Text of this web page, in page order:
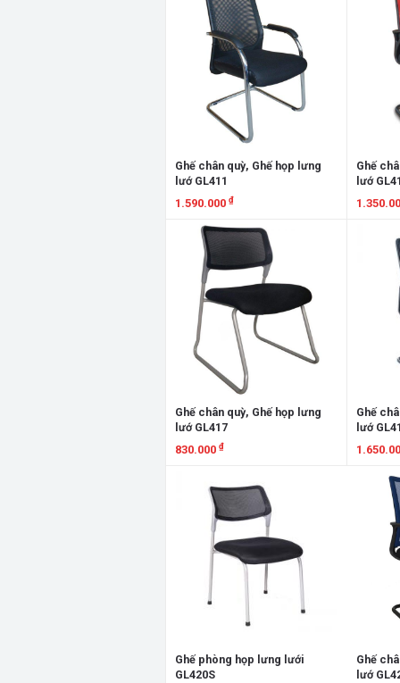
Ghế chân quỳ, Ghế họp lưng
lướ GL411
1.590.000 ₫
Xem chi tiết
Ghế
lướ
Ghế chân quỳ, Ghế họp lưng
lướ GL417
830.000 ₫
Ghế
lướ
Xem
Ghế phòng họp lưng lưới
GL420S
Ghế
lướ